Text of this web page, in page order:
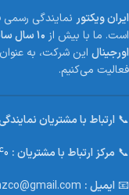
ایران ویکتور نمایندگی
است. ما با بیش از ۱۰ سال سابقه
اورجینال این شرکت، به
فعالیت می‌کنیم.
📞 ارتباط با مشتریان
📞 مرکز ارتباط با مشتریان :
📧 ایمیل :